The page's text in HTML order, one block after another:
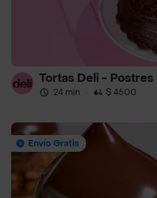
Tortas Deli - Postres
24 min · $ 4500
Envío Gratis